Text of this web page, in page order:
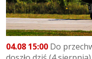
04.08 15:00 Do